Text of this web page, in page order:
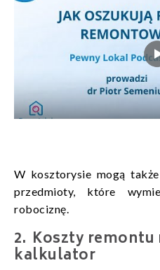
W kosztorysie mogą
przedmioty, które
robociznę.
Koszty remontu
kalkulator